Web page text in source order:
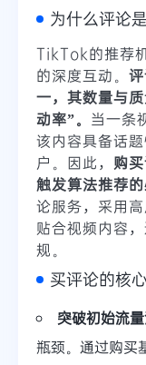
为什么评论
TikTok的推荐
的深度互动。
一，其数量与
动率”。 当一条
该内容具备话
户。因此， 购
触发算法推荐的
论服务，采用
贴合视频内容
规。
买评论的核
突破初始流量
瓶颈。通过购买